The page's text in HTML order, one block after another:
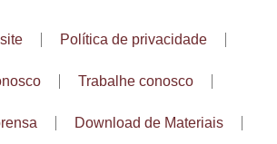
Política de privacidade
Trabalhe conosco
Download de Materiais